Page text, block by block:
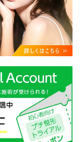
スの提供、医療関
れらに付随する諸
機関、検査機関
ス・販売する医
トの送受信及び
、閲覧記録等に
た情報を使用して